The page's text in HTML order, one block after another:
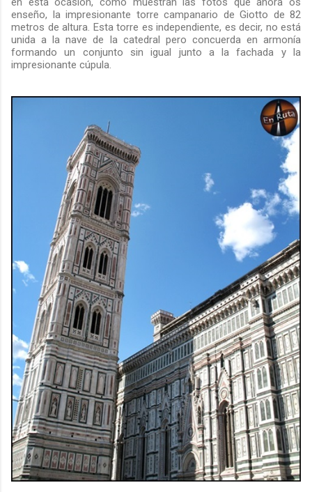
enseño, la impresionante torre campanario de Giotto de 82
metros de altura. Esta torre es independiente, es decir, no está
unida a la nave de la catedral pero concuerda en armonía
formando un conjunto sin igual junto a la fachada y la
impresionante cúpula.